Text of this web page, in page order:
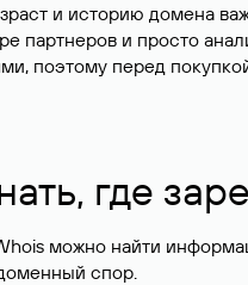
и историю домена
партнеров и просто
поэтому перед
где
можно найти
спор.